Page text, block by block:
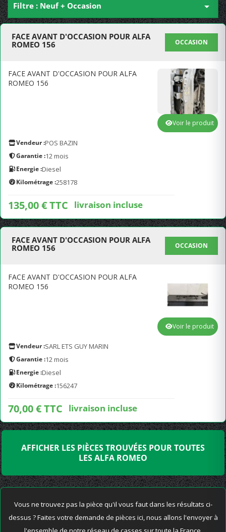
Filtre : Neuf + Occasion 
FACE AVANT D'OCCASION POUR ALFA
ROMEO 156
OCCASION
FACE AVANT D'OCCASION POUR ALFA
ROMEO 156
Vendeur :POS BAZIN
Garantie :12 mois
Energie :Diesel
Kilométrage :258178
135,00 € TTC livraison incluse
Voir le produit
FACE AVANT D'OCCASION POUR ALFA
ROMEO 156
OCCASION
FACE AVANT D'OCCASION POUR ALFA
ROMEO 156
Vendeur :SARL ETS GUY MARIN
Garantie :12 mois
Energie :Diesel
Kilométrage :156247
70,00 € TTC livraison incluse
Voir le produit
AFFICHER LES PIÈCES TROUVÉES POUR TOUTES
LES ALFA ROMEO
Vous ne trouvez pas la pièce qu'il vous faut dans les résultats ci-
dessus ? Faites votre demande de pièces ici, nous allons l'envoyer à